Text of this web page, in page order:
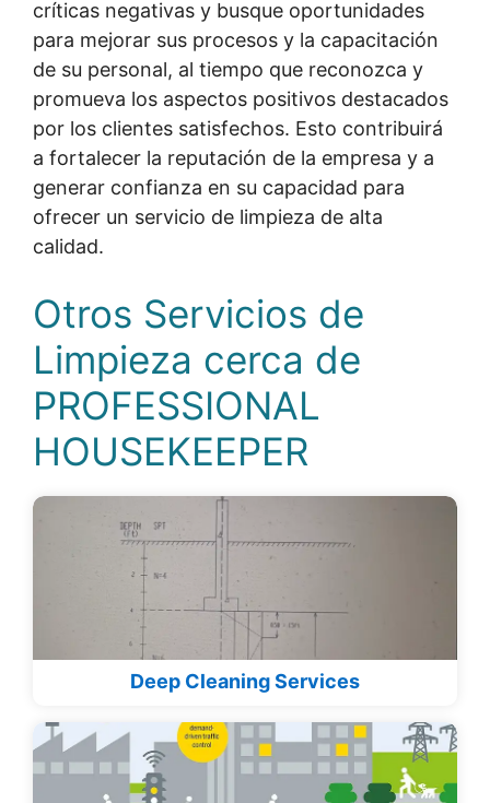
críticas negativas y busque oportunidades
para mejorar sus procesos y la capacitación
de su personal, al tiempo que reconozca y
promueva los aspectos positivos destacados
por los clientes satisfechos. Esto contribuirá
a fortalecer la reputación de la empresa y a
generar confianza en su capacidad para
ofrecer un servicio de limpieza de alta
calidad.
Otros Servicios de
Limpieza cerca de
PROFESSIONAL
HOUSEKEEPER
Deep Cleaning Services